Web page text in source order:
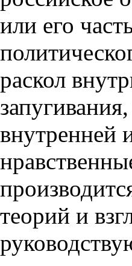
или его
раскол
внутренней
теорий и